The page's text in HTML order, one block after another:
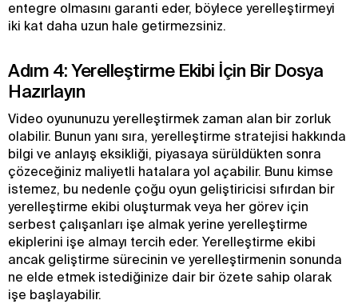
entegre olmasını garanti eder, böylece yerelleştirmeyi
iki kat daha uzun hale getirmezsiniz.
Adım 4: Yerelleştirme Ekibi İçin Bir Dosya
Hazırlayın
Video oyununuzu yerelleştirmek zaman alan bir zorluk
olabilir. Bunun yanı sıra, yerelleştirme stratejisi hakkında
bilgi ve anlayış eksikliği, piyasaya sürüldükten sonra
çözeceğiniz maliyetli hatalara yol açabilir. Bunu kimse
istemez, bu nedenle çoğu oyun geliştiricisi sıfırdan bir
yerelleştirme ekibi oluşturmak veya her görev için
serbest çalışanları işe almak yerine yerelleştirme
ekiplerini işe almayı tercih eder. Yerelleştirme ekibi
ancak geliştirme sürecinin ve yerelleştirmenin sonunda
ne elde etmek istediğinize dair bir özete sahip olarak
işe başlayabilir.